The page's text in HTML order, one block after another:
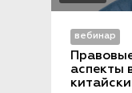
вебинар
аспекты